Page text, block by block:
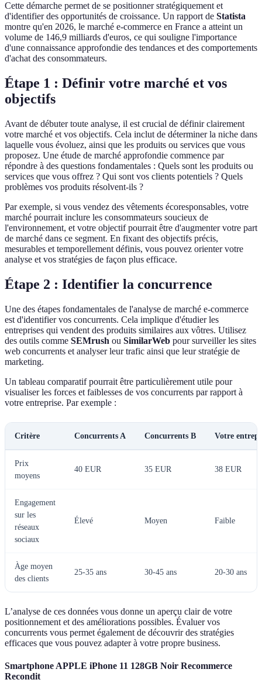
Cette démarche permet de se positionner stratégiquement et
d'identifier des opportunités de croissance. Un rapport de Statista
montre qu'en 2026, le marché e-commerce en France a atteint un
volume de 146,9 milliards d'euros, ce qui souligne l'importance
d'une connaissance approfondie des tendances et des comportements
d'achat des consommateurs.
Étape 1 : Définir votre marché et vos
objectifs
Avant de débuter toute analyse, il est crucial de définir clairement
votre marché et vos objectifs. Cela inclut de déterminer la niche dans
laquelle vous évoluez, ainsi que les produits ou services que vous
proposez. Une étude de marché approfondie commence par
répondre à des questions fondamentales : Quels sont les produits ou
services que vous offrez ? Qui sont vos clients potentiels ? Quels
problèmes vos produits résolvent-ils ?
Par exemple, si vous vendez des vêtements écoresponsables, votre
marché pourrait inclure les consommateurs soucieux de
l'environnement, et votre objectif pourrait être d'augmenter votre part
de marché dans ce segment. En fixant des objectifs précis,
mesurables et temporellement définis, vous pouvez orienter votre
analyse et vos stratégies de façon plus efficace.
Étape 2 : Identifier la concurrence
Une des étapes fondamentales de l'analyse de marché e-commerce
est d'identifier vos concurrents. Cela implique d'étudier les
entreprises qui vendent des produits similaires aux vôtres. Utilisez
des outils comme SEMrush ou SimilarWeb pour surveiller les sites
web concurrents et analyser leur trafic ainsi que leur stratégie de
marketing.
Un tableau comparatif pourrait être particulièrement utile pour
visualiser les forces et faiblesses de vos concurrents par rapport à
votre entreprise. Par exemple :
Critère Concurrents A Concurrents B Votre
Prix
moyens
40 EUR 35 EUR 38 EUR
Engagement
sur les
réseaux
sociaux
Élevé Moyen Faible
Àge moyen
des clients
25-35 ans 30-45 ans 20-30 ans
L’analyse de ces données vous donne un aperçu clair de votre
positionnement et des améliorations possibles. Évaluer vos
concurrents vous permet également de découvrir des stratégies
efficaces que vous pouvez adapter à votre propre business.
Smartphone APPLE iPhone 11 128GB Noir Recommerce
Recondit